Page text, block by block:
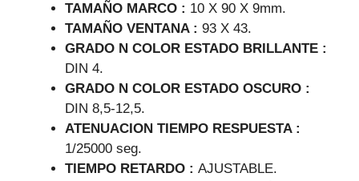
TAMAÑO MARCO : 10 X 90 X 9mm.
TAMAÑO VENTANA : 93 X 43.
GRADO N COLOR ESTADO BRILLANTE :
DIN 4.
GRADO N COLOR ESTADO OSCURO :
DIN 8,5-12,5.
ATENUACION TIEMPO RESPUESTA :
1/25000 seg.
TIEMPO RETARDO : AJUSTABLE.